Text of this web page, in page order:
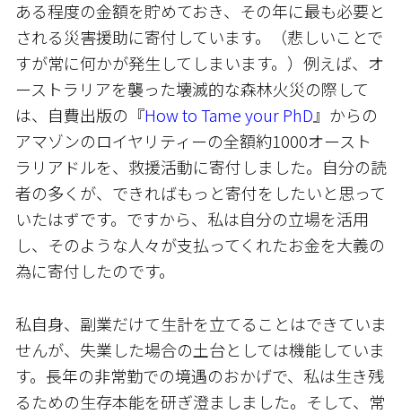
ある程度の金額を貯めておき、その年に最も必要と
される災害援助に寄付しています。（悲しいことで
すが常に何かが発生してしまいます。）例えば、オ
ーストラリアを襲った壊滅的な森林火災の際して
は、自費出版の『How to Tame your PhD』からの
アマゾンのロイヤリティーの全額約1000オースト
ラリアドルを、救援活動に寄付しました。自分の読
者の多くが、できればもっと寄付をしたいと思って
いたはずです。ですから、私は自分の立場を活用
し、そのような人々が支払ってくれたお金を大義の
為に寄付したのです。
私自身、副業だけて生計を立てることはできていま
せんが、失業した場合の土台としては機能していま
す。長年の非常勤での境遇のおかげで、私は生き残
るための生存本能を研ぎ澄ましました。そして、常